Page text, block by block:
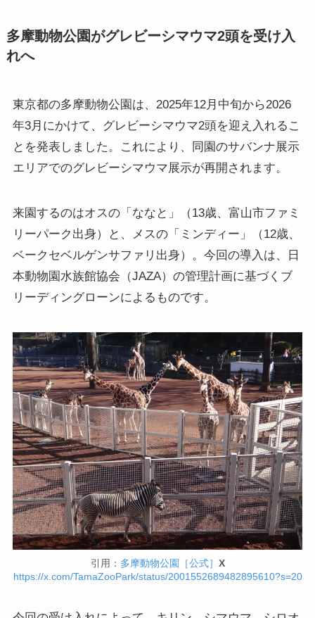
多摩動物公園がグレビーシマウマ2頭を受け入
れへ
東京都の多摩動物公園は、2025年12月中旬から2026
年3月にかけて、グレビーシマウマ2頭を迎え入れるこ
とを発表しました。これにより、同園のサバンナ展示
エリアでのグレビーシマウマ展示が再開されます。
来園するのはオスの「ななと」（13歳、富山市ファミ
リーパーク出身）と、メスの「ミンディー」（12歳、
ベークセベルゲンサファリ出身）。今回の導入は、日
本動物園水族館協会（JAZA）の管理計画に基づくブ
リーディングローンによるものです。
引用： 多摩動物公園［公式］ X
https://x.com/TamaZooPark/status/2001552689482895610?s=20